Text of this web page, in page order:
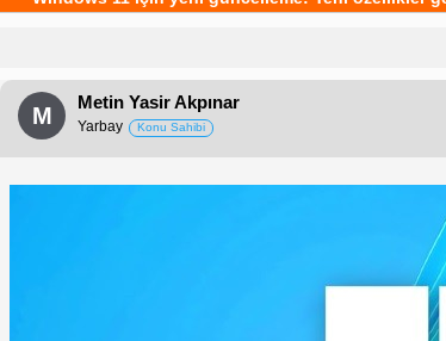
M
Metin Yasir Akpınar
Yarbay Konu Sahibi